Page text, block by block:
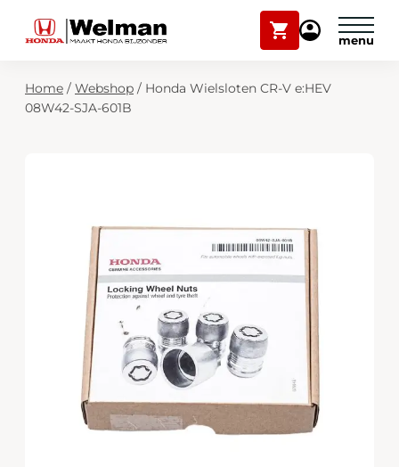
Winkelwagen
Mijn
Modellen
Over ons
Webshop
Zoekfunctie
Home / Webshop / Honda Wielsloten CR-V e:HEV
08W42-SJA-601B